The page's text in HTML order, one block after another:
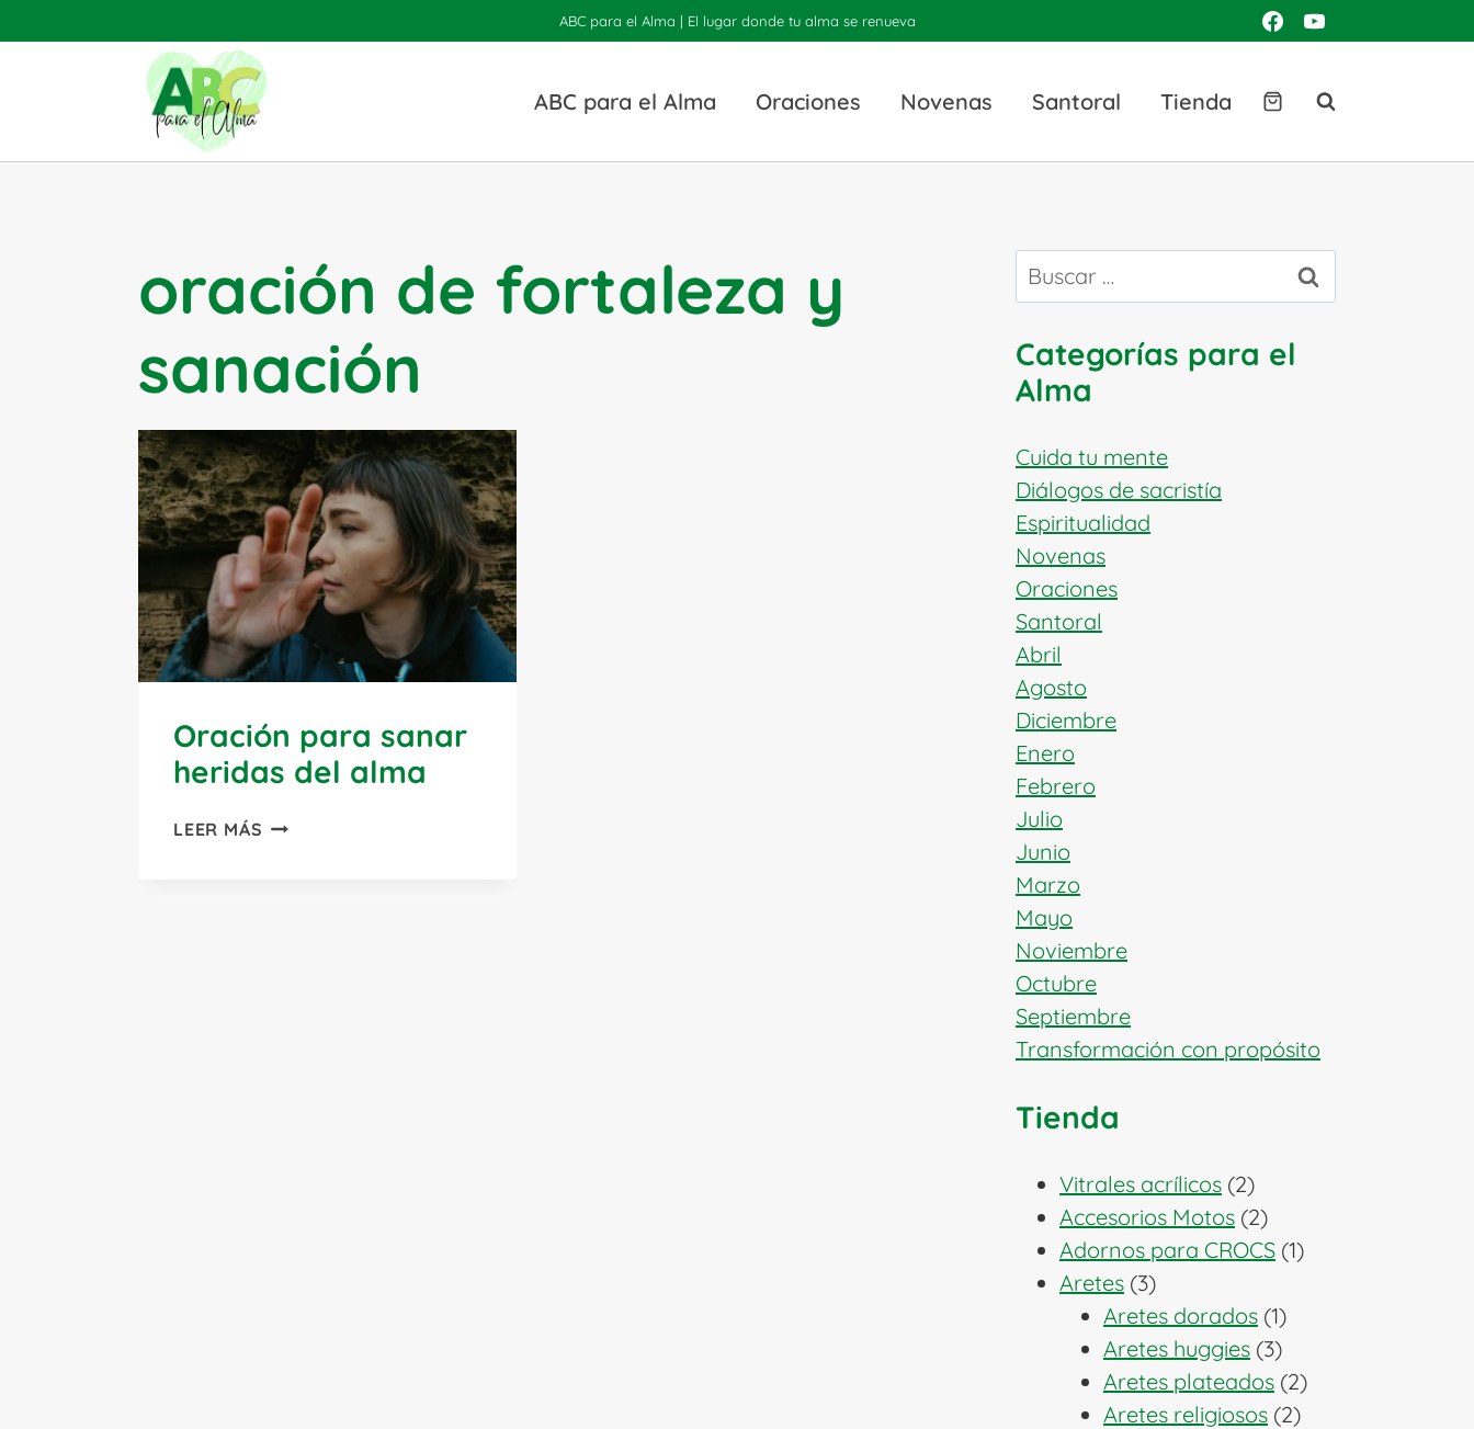
al
ABC para el Alma | El lugar donde tu alma se renueva
ABC para el Alma Oraciones Novenas Santoral Tienda
oración de fortaleza y
sanación
Oración para sanar
heridas del alma
LEER MÁS ORACIÓN
Buscar:
Categorías para el
Alma
Cuida tu mente
Diálogos de sacristía
Espiritualidad
Novenas
Oraciones
Santoral
Abril
Agosto
Diciembre
Enero
Febrero
Julio
Junio
Marzo
Mayo
Noviembre
Octubre
Septiembre
Transformación con propósito
Tienda
Vitrales acrílicos 22
productos
Accesorios Motos 22
productos
Adornos para CROCS 11
Aretes 33
productos
Aretes dorados 11
producto
Aretes huggies 33
productos
Aretes plateados 22
productos
Aretes religiosos 22